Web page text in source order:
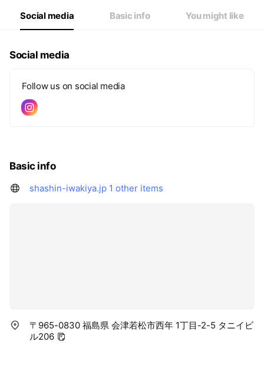
Social media Basic info You might like
Social media
Follow us on social media
Basic info
shashin-iwakiya.jp 1 other items
〒965-0830 福島県 会津若松市西年 1丁目-2-5 タニイビ
ル206